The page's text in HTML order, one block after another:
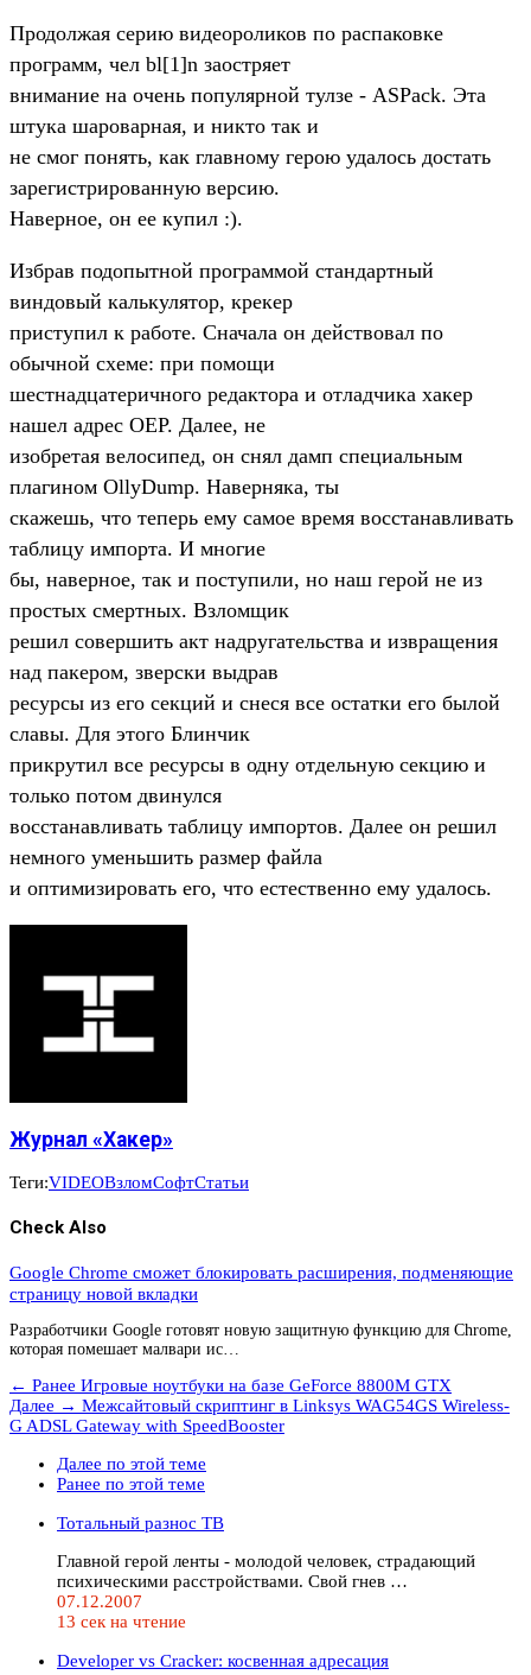
Продолжая серию видеороликов по распаковке
программ, чел bl[1]n заостряет
внимание на очень популярной тулзе - ASPack. Эта
штука шароварная, и никто так и
не смог понять, как главному герою удалось достать
зарегистрированную версию.
Наверное, он ее купил :).
Избрав подопытной программой стандартный
виндовый калькулятор, крекер
приступил к работе. Сначала он действовал по
обычной схеме: при помощи
шестнадцатеричного редактора и отладчика хакер
нашел адрес OEP. Далее, не
изобретая велосипед, он снял дамп специальным
плагином OllyDump. Наверняка, ты
скажешь, что теперь ему самое время восстанавливать
таблицу импорта. И многие
бы, наверное, так и поступили, но наш герой не из
простых смертных. Взломщик
решил совершить акт надругательства и извращения
над пакером, зверски выдрав
ресурсы из его секций и снеся все остатки его былой
славы. Для этого Блинчик
прикрутил все ресурсы в одну отдельную секцию и
только потом двинулся
восстанавливать таблицу импортов. Далее он решил
немного уменьшить размер файла
и оптимизировать его, что естественно ему удалось.
Журнал «Хакер»
Теги:VIDEOВзломСофтСтатьи
Check Also
Google Chrome сможет блокировать расширения, подменяющие
страницу новой вкладки
Разработчики Google готовят новую защитную функцию для Chrome,
которая помешает малвари ис…
← Ранее Игровые ноутбуки на базе GeForce 8800M GTX
Далее → Межсайтовый скриптинг в Linksys WAG54GS Wireless-
G ADSL Gateway with SpeedBooster
Далее по этой теме
Ранее по этой теме
Тотальный разнос ТВ
Главной герой ленты - молодой человек, страдающий
психическими расстройствами. Свой гнев …
07.12.2007
13 сек на чтение
Developer vs Cracker: косвенная адресация